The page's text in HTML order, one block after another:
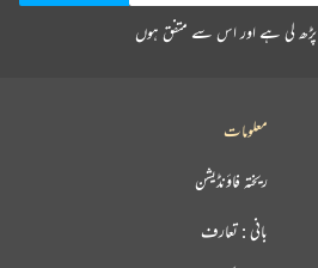
پڑھ لی ہے اور اس سے متفق ہوں
معلومات
ریختہ فاؤنڈیشن
بانی : تعارف